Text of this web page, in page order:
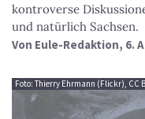
kontroverse
und natürlich Sachsen.
Von Eule-Redaktion, 6.
Foto: Thierry Ehrmann (Flickr), CC